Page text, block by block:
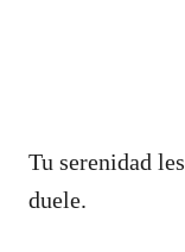
Tu serenidad
duele.